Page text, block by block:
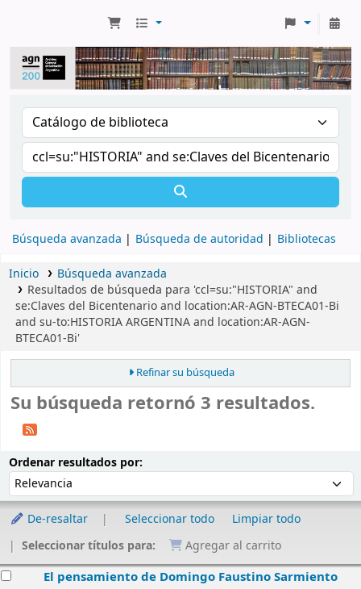
Búsqueda avanzada Búsqueda de autoridad Bibliotecas
Inicio
Búsqueda avanzada
Resultados de búsqueda para 'ccl=su:"HISTORIA" and
se:Claves del Bicentenario and location:AR-AGN-BTECA01-Bi
and su-to:HISTORIA ARGENTINA and location:AR-AGN-
BTECA01-Bi'
Refinar su búsqueda
Su búsqueda retornó 3 resultados.
Ordenar resultados por:
De-resaltar Seleccionar todo
Limpiar todo
Seleccionar títulos para:
Agregar al carrito
El pensamiento de Domingo Faustino Sarmiento